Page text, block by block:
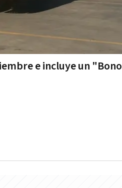
e incluye un